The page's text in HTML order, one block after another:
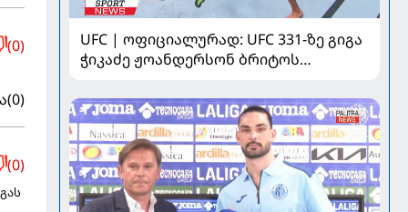
(0)
(0)
(0)
UFC | ოფიციალურად: UFC 331-ზე გიგა
ჭიკაძე ჟოანდერსონ ბრიტოს